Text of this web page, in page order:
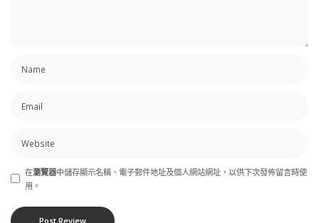
在瀏覽器中儲存顯示名稱、電子郵件地址及個人網站網址，以供下次發佈留言時使
用。